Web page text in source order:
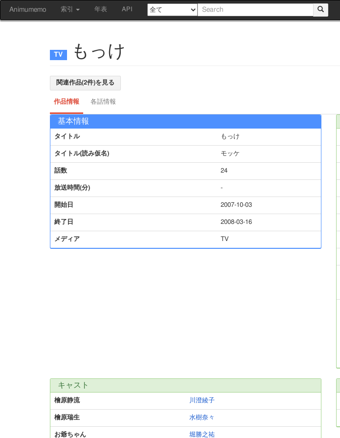
Animumemo 索引 年表 API
もっけ
関連作品(2件)を見る
作品情報 各話情報
基本情報
タイトル もっけ
タイトル(読み仮名) モッケ
話数 24
放送時間(分) -
開始日 2007-10-03
終了日 2008-03-16
メディア TV
キャスト
檜原静流 川澄綾子
檜原瑞生 水樹奈々
お爺ちゃん 堀勝之祐